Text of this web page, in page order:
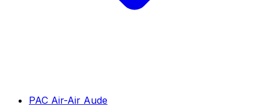
PAC Air-Air Aude